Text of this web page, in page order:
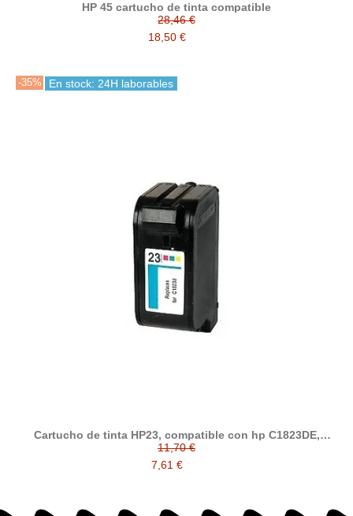
HP 45 cartucho de tinta compatible
28,46 €
18,50 €
-35% En stock: 24H laborables
Cartucho de tinta HP23, compatible con hp C1823DE,
tricolor
11,70 €
7,61 €